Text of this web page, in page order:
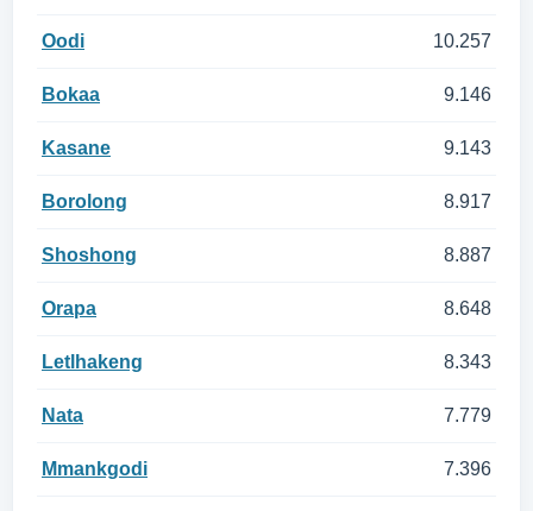
Oodi 10.257
Bokaa 9.146
Kasane 9.143
Borolong 8.917
Shoshong 8.887
Orapa 8.648
Letlhakeng 8.343
Nata 7.779
Mmankgodi 7.396